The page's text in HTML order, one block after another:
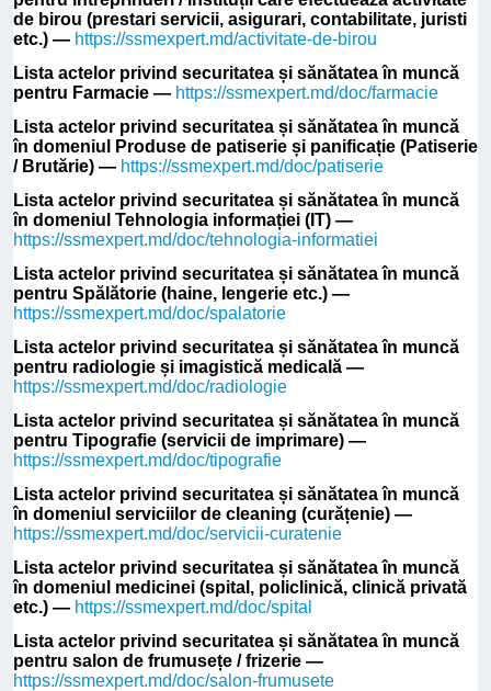
de birou (prestari servicii, asigurari, contabilitate, juristi
etc.) — https://ssmexpert.md/activitate-de-birou
Lista actelor privind securitatea și sănătatea în muncă
pentru Farmacie — https://ssmexpert.md/doc/farmacie
Lista actelor privind securitatea și sănătatea în muncă
în domeniul Produse de patiserie și panificație (Patiserie
/ Brutărie) — https://ssmexpert.md/doc/patiserie
Lista actelor privind securitatea și sănătatea în muncă
în domeniul Tehnologia informației (IT) —
https://ssmexpert.md/doc/tehnologia-informatiei
Lista actelor privind securitatea și sănătatea în muncă
pentru Spălătorie (haine, lengerie etc.) —
https://ssmexpert.md/doc/spalatorie
Lista actelor privind securitatea și sănătatea în muncă
pentru radiologie și imagistică medicală —
https://ssmexpert.md/doc/radiologie
Lista actelor privind securitatea și sănătatea în muncă
pentru Tipografie (servicii de imprimare) —
https://ssmexpert.md/doc/tipografie
Lista actelor privind securitatea și sănătatea în muncă
în domeniul serviciilor de cleaning (curățenie) —
https://ssmexpert.md/doc/servicii-curatenie
Lista actelor privind securitatea și sănătatea în muncă
în domeniul medicinei (spital, policlinică, clinică privată
etc.) — https://ssmexpert.md/doc/spital
Lista actelor privind securitatea și sănătatea în muncă
pentru salon de frumusețe / frizerie —
https://ssmexpert.md/doc/salon-frumusete